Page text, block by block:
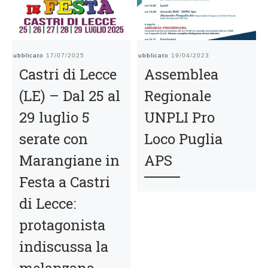
Pubblicato 17/07/2025
Castri di Lecce
(LE) – Dal 25 al
29 luglio 5
serate con
Marangiane in
Festa a Castri
di Lecce:
protagonista
indiscussa la
Pubblicato 19/04/2023
Assemblea
Regionale
UNPLI Pro
Loco Puglia
APS